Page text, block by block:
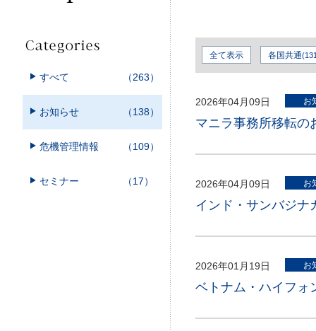
すべて （263）
お知らせ （138）
危機管理情報 （109）
セミナー （17）
全て表示 各国共通
2026年04月09日 お
マニラ事務所移転の
2026年04月09日 お
インド・サンバジナ
2026年01月19日 お
ベトナム・ハイフォ